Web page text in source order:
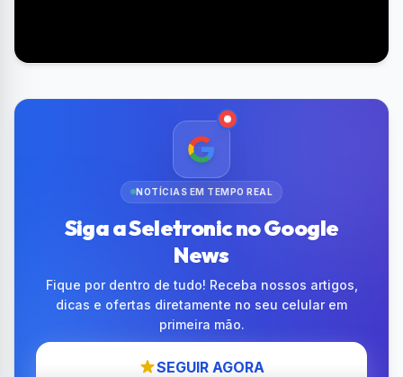
NOTÍCIAS EM TEMPO REAL
Siga a Seletronic no Google
News
Fique por dentro de tudo! Receba nossos artigos,
dicas e ofertas diretamente no seu celular em
primeira mão.
SEGUIR AGORA